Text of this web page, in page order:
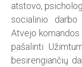
atstovo,
socialinio darbo
Atvejo
pašalinti
besirengiančių